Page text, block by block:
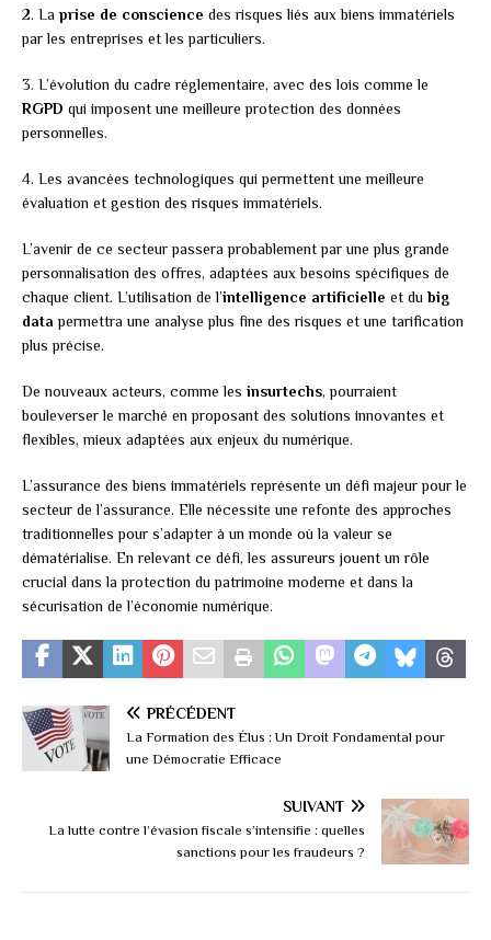
2. La prise de conscience des risques liés aux biens immatériels
par les entreprises et les particuliers.
3. L’évolution du cadre réglementaire, avec des lois comme le
RGPD qui imposent une meilleure protection des données
personnelles.
4. Les avancées technologiques qui permettent une meilleure
évaluation et gestion des risques immatériels.
L’avenir de ce secteur passera probablement par une plus grande
personnalisation des offres, adaptées aux besoins spécifiques de
chaque client. L’utilisation de l’intelligence artificielle et dubig
data permettra une analyse plus fine des risques et une tarification
plus précise.
De nouveaux acteurs, comme les insurtechs, pourraient
bouleverser le marché en proposant des solutions innovantes et
flexibles, mieux adaptées aux enjeux du numérique.
L’assurance des biens immatériels représente un défi majeur pour le
secteur de l’assurance. Elle nécessite une refonte des approches
traditionnelles pour s’adapter à un monde où la valeur se
dématérialise. En relevant ce défi, les assureurs jouent un rôle
crucial dans la protection du patrimoine moderne et dans la
sécurisation de l’économie numérique.
PRÉCÉDENT
La Formation des Élus : Un Droit Fondamental pour
une Démocratie Efficace
SUIVANT
La lutte contre l’évasion fiscale s’intensifie : quelles
sanctions pour les fraudeurs ?